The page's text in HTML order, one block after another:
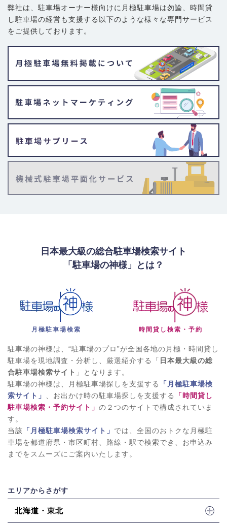
弊社は、駐車場オーナー様向けに月極駐車場は勿論、 時間貸
し駐車場の経営も支援する以下のような様々な専門サービス
をご提供しております。
日本最大級の総合駐車場検索サイト
「駐車場の神様」とは？
月極駐車場検索 時間貸し検索・予約
駐車場の神様は、“駐車場のプロ”が全国各地の月極・時間貸し
駐車場を現地調査・分析し、厳選紹介する「 日本最大級の総
合駐車場検索サイト 」となります。
駐車場の神様は、月極駐車場探しを支援する
「月極駐車場検
索サイト」
、お出かけ時の駐車場探しを支援する
「時間貸し
駐車場検索・予約サイト」 の２つのサイトで構成されていま
す。
当該 「月極駐車場検索サイト」 では、全国のおトクな月極駐
車場を都道府県・市区町村、路線・駅で検索でき、お申込み
までをスムーズにご案内いたします。
エリアからさがす
北海道・東北